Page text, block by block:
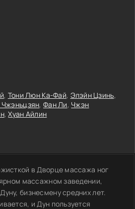
, Тони Люн Ка-Фай, Элэйн Цзинь,
Чжэньцзян, Фан Ли, Чжэн
,Хуан Айлин
в Дворце массажа ног
массажном заведении,
бизнесмену средних лет.
и Дун пользуется